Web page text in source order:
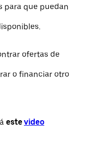
para que puedan
ofertas de
o financiar otro
estevideo